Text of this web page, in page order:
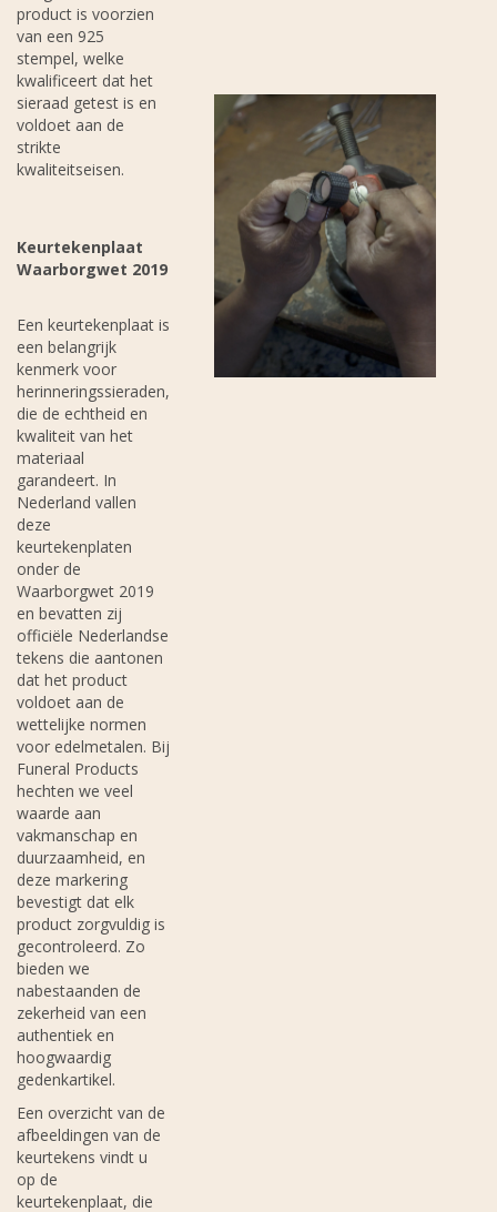
product is voorzien
van een 925
stempel, welke
kwalificeert dat het
sieraad getest is en
voldoet aan de
strikte
kwaliteitseisen.
Keurtekenplaat
Waarborgwet 2019
Een keurtekenplaat is
een belangrijk
kenmerk voor
herinneringssieraden,
die de echtheid en
kwaliteit van het
materiaal
garandeert. In
Nederland vallen
deze
keurtekenplaten
onder de
Waarborgwet 2019
en bevatten zij
officiële Nederlandse
tekens die aantonen
dat het product
voldoet aan de
wettelijke normen
voor edelmetalen. Bij
Funeral Products
hechten we veel
waarde aan
vakmanschap en
duurzaamheid, en
deze markering
bevestigt dat elk
product zorgvuldig is
gecontroleerd. Zo
bieden we
nabestaanden de
zekerheid van een
authentiek en
hoogwaardig
gedenkartikel.
Een overzicht van de
afbeeldingen van de
keurtekens vindt u
op de
keurtekenplaat, die